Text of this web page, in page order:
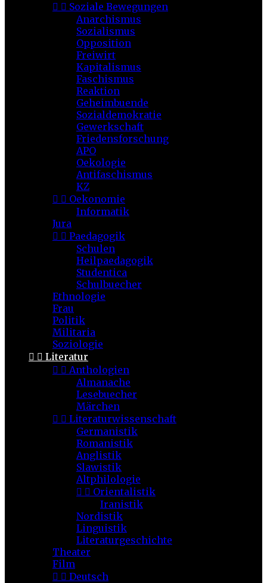
  Soziale Bewegungen
Anarchismus
Sozialismus
Opposition
Freiwirt
Kapitalismus
Faschismus
Reaktion
Geheimbuende
Sozialdemokratie
Gewerkschaft
Friedensforschung
APO
Oekologie
Antifaschismus
KZ
  Oekonomie
Informatik
Jura
  Paedagogik
Schulen
Heilpaedagogik
Studentica
Schulbuecher
Ethnologie
Frau
Politik
Militaria
Soziologie
  Literatur
  Anthologien
Almanache
Lesebuecher
Märchen
  Literaturwissenschaft
Germanistik
Romanistik
Anglistik
Slawistik
Altphilologie
  Orientalistik
Iranistik
Nordistik
Linguistik
Literaturgeschichte
Theater
Film
  Deutsch